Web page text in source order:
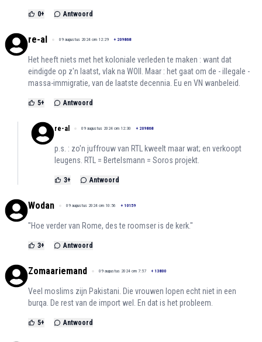
0+ Antwoord
re-al 09 augustus 2024 om 12:29 + 209868
Het heeft niets met het koloniale verleden te maken : want dat
eindigde op z'n laatst, vlak na WOII. Maar : het gaat om de - illegale -
massa-immigratie, van de laatste decennia. Eu en VN wanbeleid.
5+ Antwoord
re-al 09 augustus 2024 om 12:30 + 209868
p.s. : zo'n juffrouw van RTL kweelt maar wat; en verkoopt
leugens. RTL = Bertelsmann = Soros projekt.
3+ Antwoord
Wodan 09 augustus 2024 om 10:56 + 10159
''Hoe verder van Rome, des te roomser is de kerk."
3+ Antwoord
Zomaariemand 09 augustus 2024 om 7:57 + 13800
Veel moslims zijn Pakistani. Die vrouwen lopen echt niet in een
burqa. De rest van de import wel. En dat is het probleem.
5+ Antwoord